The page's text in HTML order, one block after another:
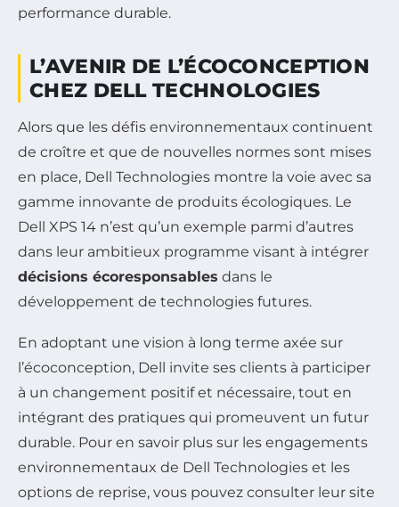
performance durable.
L’AVENIR DE L’ÉCOCONCEPTION
CHEZ DELL TECHNOLOGIES
Alors que les défis environnementaux continuent
de croître et que de nouvelles normes sont mises
en place, Dell Technologies montre la voie avec sa
gamme innovante de produits écologiques. Le
Dell XPS 14 n’est qu’un exemple parmi d’autres
dans leur ambitieux programme visant à intégrer
décisions écoresponsables dans le
développement de technologies futures.
En adoptant une vision à long terme axée sur
l’écoconception, Dell invite ses clients à participer
à un changement positif et nécessaire, tout en
intégrant des pratiques qui promeuvent un futur
durable. Pour en savoir plus sur les engagements
environnementaux de Dell Technologies et les
options de reprise, vous pouvez consulter leur site